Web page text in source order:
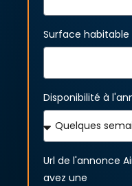
Surface habitable
Disponibilité à
Url de l'annonce
avez une